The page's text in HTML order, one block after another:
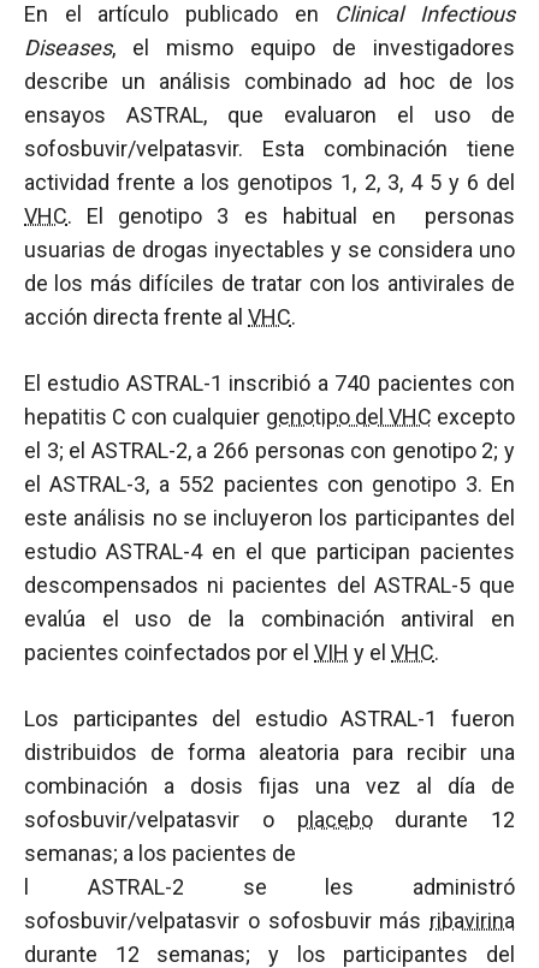
En el artículo publicado en Clinical Infectious
Diseases, el mismo equipo de investigadores
describe un análisis combinado ad hoc de los
ensayos ASTRAL, que evaluaron el uso de
sofosbuvir/velpatasvir. Esta combinación tiene
actividad frente a los genotipos 1, 2, 3, 4 5 y 6 del
VHC. El genotipo 3 es habitual en personas
usuarias de drogas inyectables y se considera uno
de los más difíciles de tratar con los antivirales de
acción directa frente al VHC.
El estudio ASTRAL-1 inscribió a 740 pacientes con
hepatitis C con cualquier genotipo del VHC excepto
el 3; el ASTRAL-2, a 266 personas con genotipo 2; y
el ASTRAL-3, a 552 pacientes con genotipo 3. En
este análisis no se incluyeron los participantes del
estudio ASTRAL-4 en el que participan pacientes
descompensados ni pacientes del ASTRAL-5 que
evalúa el uso de la combinación antiviral en
pacientes coinfectados por el VIH y el VHC.
Los participantes del estudio ASTRAL-1 fueron
distribuidos de forma aleatoria para recibir una
combinación a dosis fijas una vez al día de
sofosbuvir/velpatasvir o placebodurante 12
semanas; a los pacientes de
l ASTRAL-2 se les administró
sofosbuvir/velpatasvir o sofosbuvir más ribavirina
durante 12 semanas; y los participantes del